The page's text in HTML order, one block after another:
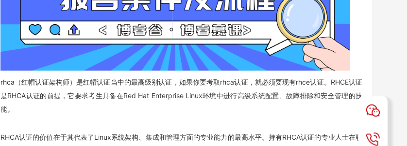
rhca（红帽认证架构师）是红帽认证当中的最高级别认证，如果你要考取rhca认证，就必须要现有rhce认证。RHCE认证
是RHCA认证的前提，它要求考生具备在Red Hat Enterprise Linux环境中进行高级系统配置、故障排除和安全管理的技
能。
RHCA认证的价值在于其代表了Linux系统架构、集成和管理方面的专业能力的最高水平。持有RHCA认证的专业人士在职